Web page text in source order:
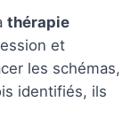
thérapie
et
les schémas,
identifiés, ils